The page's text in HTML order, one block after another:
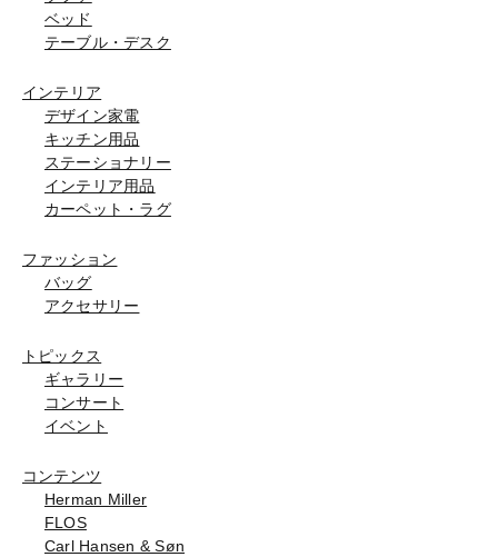
ベッド
テーブル・デスク
インテリア
デザイン家電
キッチン用品
ステーショナリー
インテリア用品
カーペット・ラグ
ファッション
バッグ
アクセサリー
トピックス
ギャラリー
コンサート
イベント
コンテンツ
Herman Miller
FLOS
Carl Hansen & Søn